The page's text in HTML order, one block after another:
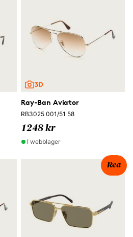
Ray-Ban Aviator
RB3025 001/51 58
1248 kr
I webblager
Rea